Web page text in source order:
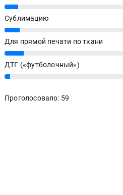
7%
Сублимацию
8%
Для прямой печати по ткани
10%
ДТГ («футболочный»)
3%
Проголосовало: 59